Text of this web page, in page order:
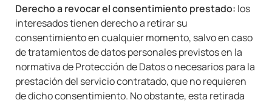
Derecho a revocar el consentimiento prestado: los
interesados tienen derecho a retirar su
consentimiento en cualquier momento, salvo en caso
de tratamientos de datos personales previstos en la
normativa de Protección de Datos o necesarios para la
prestación del servicio contratado, que no requieren
de dicho consentimiento. No obstante, esta retirada